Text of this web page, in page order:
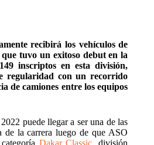
recibirá los vehículos de
tuvo un exitoso debut en la
inscriptos en esta división,
regularidad con un recorrido
de camiones entre los equipos
puede llegar a ser una de las
de la carrera luego de que ASO
Dakar Classic, división